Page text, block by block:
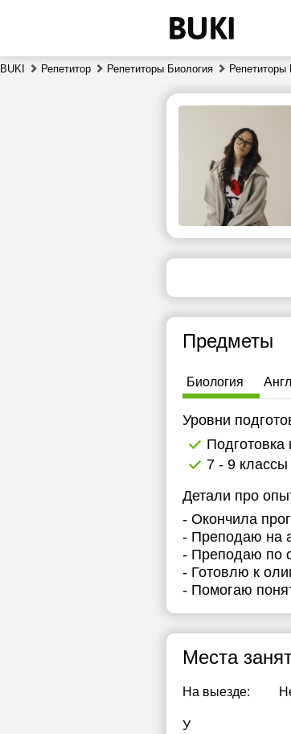
BUKI Репетитор Репетиторы Биология
Предметы
Биология
Уровни
7 - 9
Детали про
- Окончила
- Преподаю на
- Преподаю по
- Готовлю к
- Помогаю
Места
На выезде:
У
сб
8
14:30